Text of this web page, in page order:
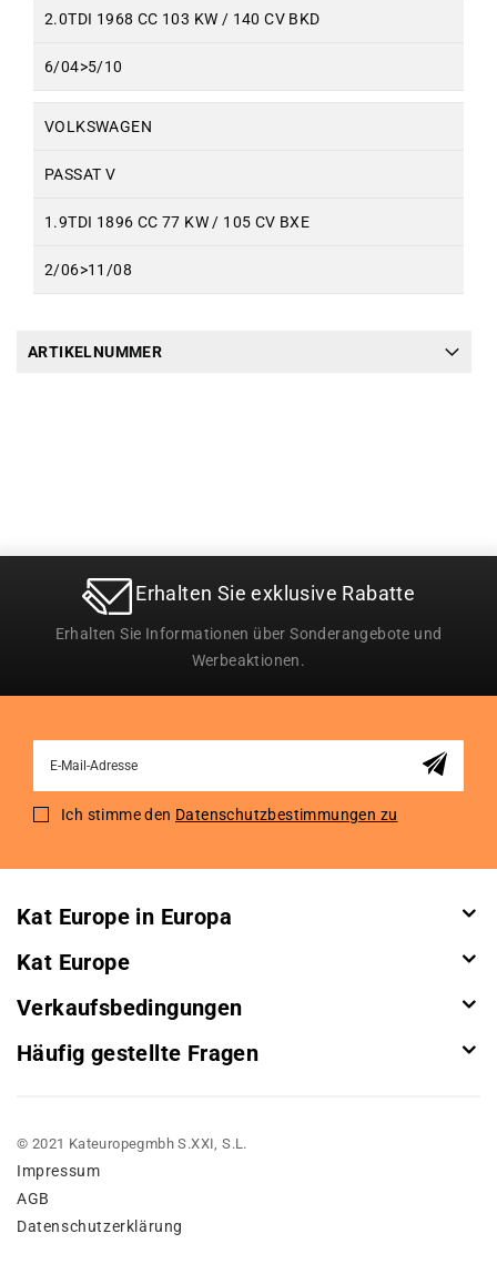
2.0TDI 1968 CC 103 KW / 140 CV BKD
6/04>5/10
VOLKSWAGEN
PASSAT V
1.9TDI 1896 CC 77 KW / 105 CV BXE
2/06>11/08
ARTIKELNUMMER
Erhalten Sie exklusive Rabatte
Erhalten Sie Informationen über Sonderangebote und
Werbeaktionen.
for
Ich stimme den Datenschutzbestimmungen zu
Kat Europe in Europa
Kat Europe
Verkaufsbedingungen
Häufig gestellte Fragen
© 2021 Kateuropegmbh S.XXI, S.L.
Impressum
AGB
Datenschutzerklärung